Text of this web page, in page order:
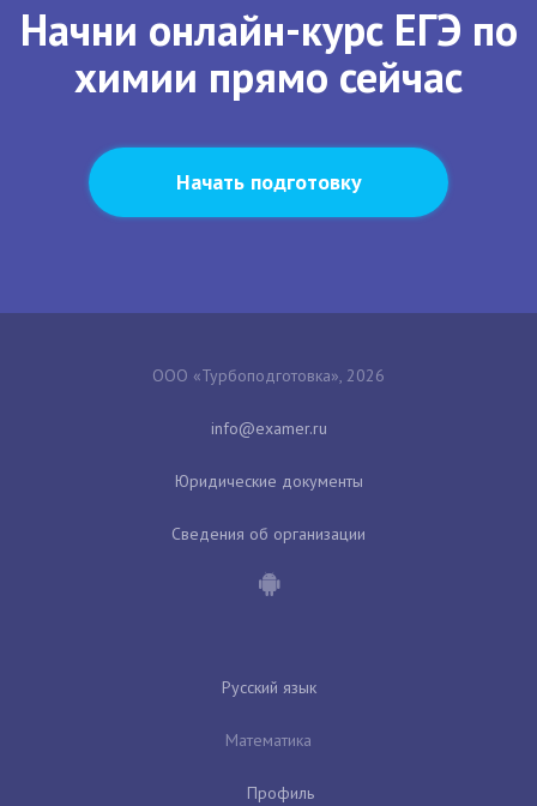
Начни онлайн-курс ЕГЭ по
химии прямо сейчас
Начать подготовку
ООО «Турбоподготовка», 2026
Юридические документы
Сведения об организации
Русский язык
Математика
Профиль